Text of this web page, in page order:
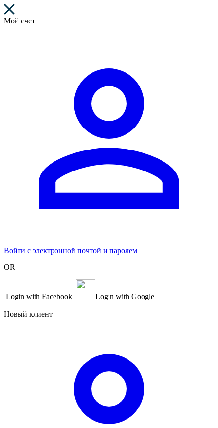
Мой счет
Войти с электронной почтой и паролем
OR
Login with Facebook Login with Google
Новый клиент